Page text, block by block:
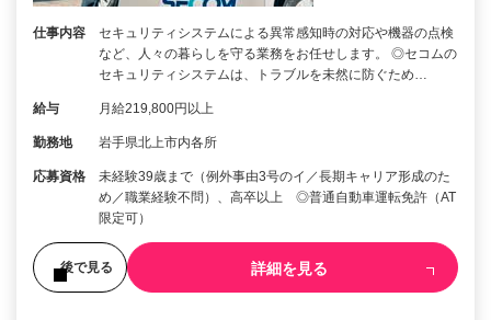
仕事内容
セキュリティシステムによる異常感知時の対応や機器の点検
など、人々の暮らしを守る業務をお任せします。 ◎セコムの
セキュリティシステムは、トラブルを未然に防ぐため…
給与 月給219,800円以上
勤務地 岩手県北上市内各所
応募資格
未経験39歳まで（例外事由3号のイ／長期キャリア形成のた
め／職業経験不問）、高卒以上 ◎普通自動車運転免許（AT
限定可）
後で見る 詳細を見る